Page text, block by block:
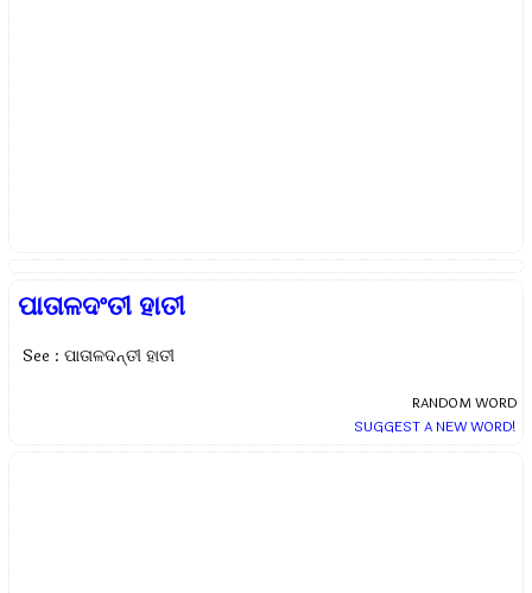
ପାତାଳଦଂତୀ ହାତୀ
See : ପାତାଳଦନ୍ତୀ ହାତୀ
RANDOM WORD
SUGGEST A NEW WORD!